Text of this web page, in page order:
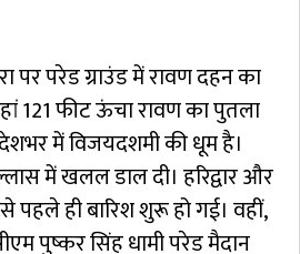
परेड ग्राउंड में रावण दहन का
फीट ऊंचा रावण का पुतला
में विजयदशमी की धूम है।
में खलल डाल दी। हरिद्वार और
पहले ही बारिश शुरू हो गई। वहीं,
पुष्कर सिंह धामी परेड मैदान